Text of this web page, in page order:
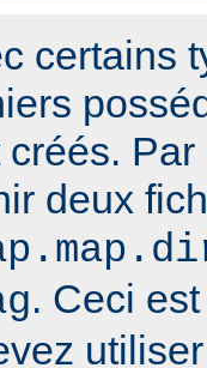
certains
deux
. Ceci